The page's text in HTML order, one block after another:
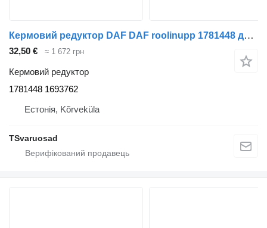
Кермовий редуктор DAF DAF roolinupp 1781448 до тягача DAF XF105-460
32,50 € ≈ 1 672 грн
Кермовий редуктор
1781448 1693762
Естонія, Kõrveküla
TSvaruosad